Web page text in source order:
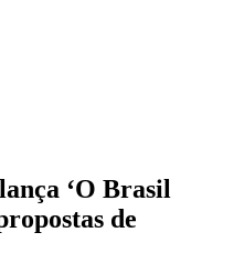
‘O Brasil
de